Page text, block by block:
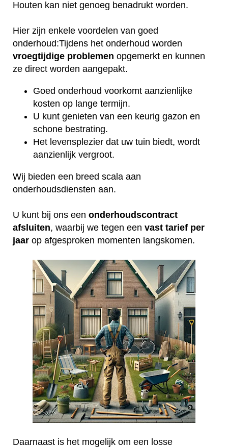
Houten kan niet genoeg benadrukt worden.
Hier zijn enkele voordelen van goed
onderhoud:Tijdens het onderhoud worden
vroegtijdige problemen opgemerkt en kunnen
ze direct worden aangepakt.
Goed onderhoud voorkomt aanzienlijke
kosten op lange termijn.
U kunt genieten van een keurig gazon en
schone bestrating.
Het levensplezier dat uw tuin biedt, wordt
aanzienlijk vergroot.
Wij bieden een breed scala aan
onderhoudsdiensten aan.
U kunt bij ons een onderhoudscontract
afsluiten, waarbij we tegen een vast tarief per
jaar op afgesproken momenten langskomen.
Daarnaast is het mogelijk om een losse